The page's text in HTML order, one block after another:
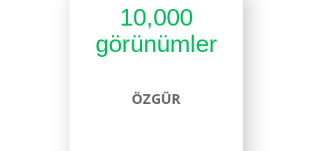
10,000
görünümler
ÖZGÜR